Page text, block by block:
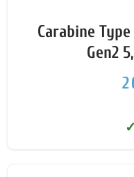
Carabine
Gen2
2